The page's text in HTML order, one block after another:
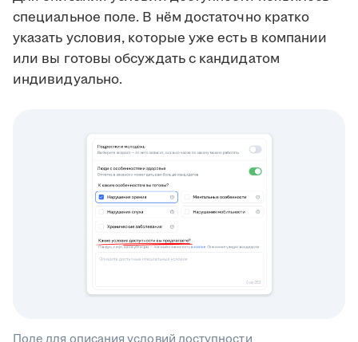
специальное поле. В нём достаточно кратко
указать условия, которые уже есть в компании
или вы готовы обсуждать с кандидатом
индивидуально.